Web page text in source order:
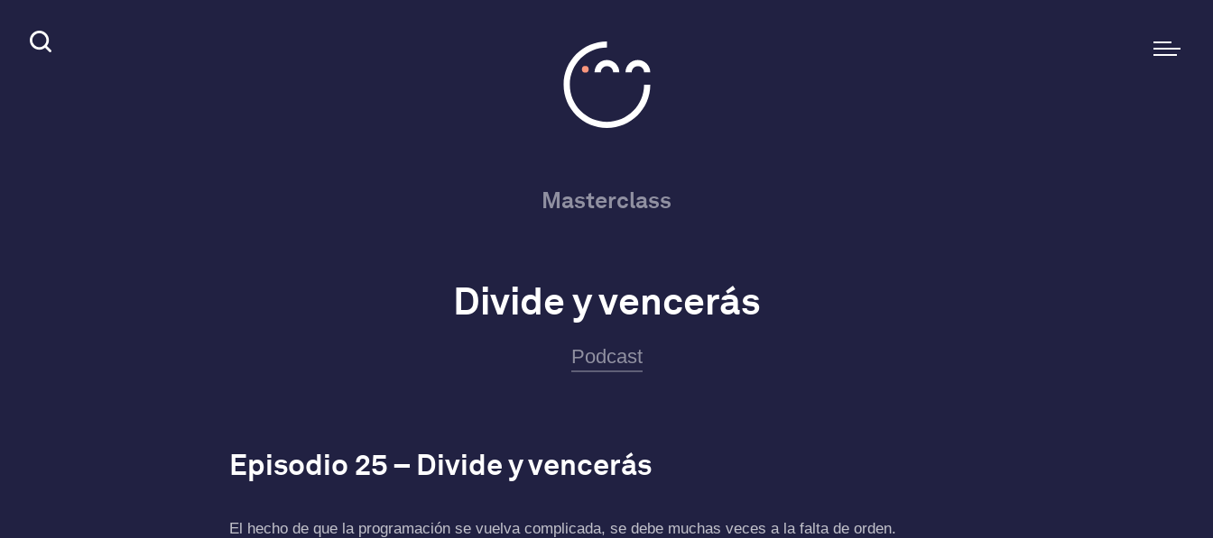
Masterclass
Divide y vencerás
Podcast
Episodio 25 – Divide y vencerás
El hecho de que la programación se vuelva complicada, se debe muchas veces a la falta de orden.